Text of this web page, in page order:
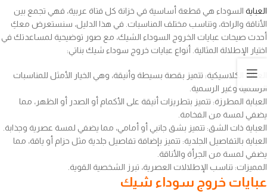
العباية السوداء هي قطعة أساسية في خزانة كل فتاة عربية، فهي تجمع بين
الأناقة والراحة، وتناسب مختلف المناسبات. في هذا الدليل، سنستعرض معكِ
أحدث صيحات عبايات الخروج السوداء الشيك، مع صور توضيحية لمساعدتك في
اختيار الإطلالة المثالية. أنواع عبايات خروج سوداء شيك بناتي:
العباية الكلاسيكية: تتميز بقصة بسيطة وأنيقة، وهي الخيار الأمثل للمناسبات
الرسمية وغير الرسمية.
العباية المطرزة: تتميز بتطريزات أنيقة على الأكمام أو الصدر أو الظهر، مما
يضفي لمسة من الفخامة.
العباية ذات الشق: تتميز بشق جانبي أو أمامي، مما يضفي لمسة عصرية وجذابة.
العباية بالتفاصيل الجلدية: تتميز بإضافة تفاصيل جلدية مثل حزام أو ياقة، مما
يضفي لمسة من الجرأة والأناقة.
المميزات: تناسب الإطلالات العصرية، تبرز الشخصية القوية.
عبايات خروج سوداء شيك